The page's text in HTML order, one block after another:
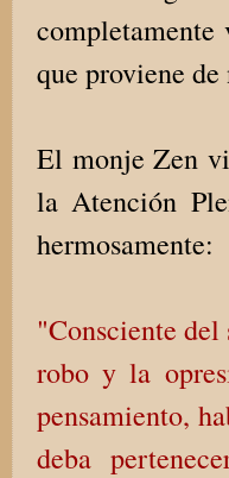
que proviene de
El monje Zen
la Atención
hermosamente:
"Consciente
robo y la
pensamiento,
deba